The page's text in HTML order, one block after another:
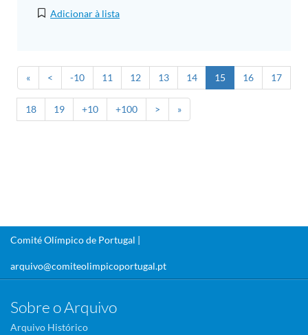
Adicionar à lista
« < -10 11 12 13 14 15 16 17
18 19 +10 +100 > »
Comité Olímpico de Portugal |
arquivo@comiteolimpicoportugal.pt
Sobre o Arquivo
Arquivo Histórico